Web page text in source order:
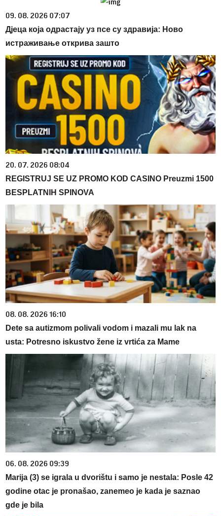
09. 08. 2026 07:07
Дјеца која одрастају уз псе су здравија: Ново
истраживање открива зашто
20. 07. 2026 08:04
REGISTRUJ SE UZ PROMO KOD CASINO Preuzmi 1500
BESPLATNIH SPINOVA
08. 08. 2026 16:10
Dete sa autizmom polivali vodom i mazali mu lak na
usta: Potresno iskustvo žene iz vrtića za Mame
06. 08. 2026 09:39
Marija (3) se igrala u dvorištu i samo je nestala: Posle 42
godine otac je pronašao, zanemeo je kada je saznao
gde je bila